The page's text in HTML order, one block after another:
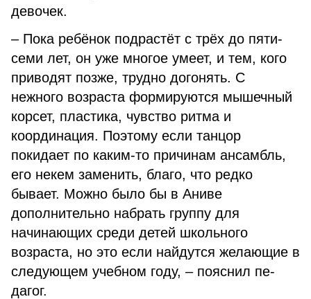
девочек.
– Пока ребёнок подрастёт с трёх до пяти-
семи лет, он уже многое умеет, и тем, кого
при­водят позже, трудно догонять. С
нежного возраста формируются мышечный
корсет, пластика, чув­ство ритма и
координация. По­этому если танцор
покидает по каким-то причинам ансамбль,
его некем заменить, благо, что ред­ко
бывает. Можно было бы в Ани­ве
дополнительно набрать груп­пу для
начинающих среди детей школьного
возраста, но это если найдутся желающие в
следую­щем учебном году, – пояснил пе­
дагог.